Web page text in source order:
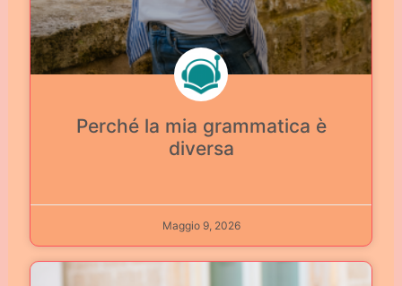
Perché la mia grammatica è
diversa
Maggio 9, 2026